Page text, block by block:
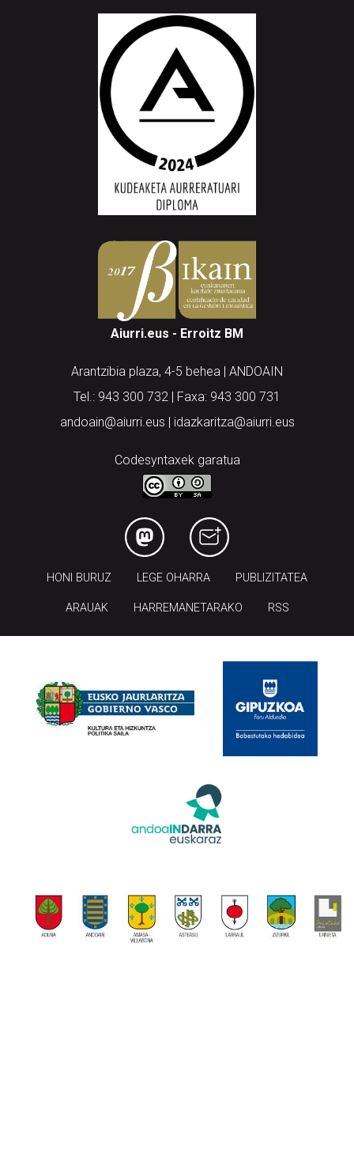
Aiurri.eus - Erroitz BM
Arantzibia plaza, 4-5 behea | ANDOAIN
Tel.: 943 300 732 | Faxa: 943 300 731
andoain@aiurri.eus | idazkaritza@aiurri.eus
Codesyntaxek garatua
HONI BURUZ LEGE OHARRA PUBLIZITATEA
ARAUAK HARREMANETARAKO RSS